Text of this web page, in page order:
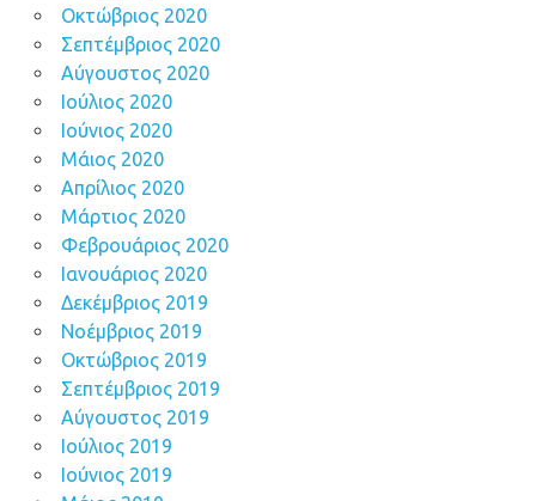
Οκτώβριος 2020
Σεπτέμβριος 2020
Αύγουστος 2020
Ιούλιος 2020
Ιούνιος 2020
Μάιος 2020
Απρίλιος 2020
Μάρτιος 2020
Φεβρουάριος 2020
Ιανουάριος 2020
Δεκέμβριος 2019
Νοέμβριος 2019
Οκτώβριος 2019
Σεπτέμβριος 2019
Αύγουστος 2019
Ιούλιος 2019
Ιούνιος 2019